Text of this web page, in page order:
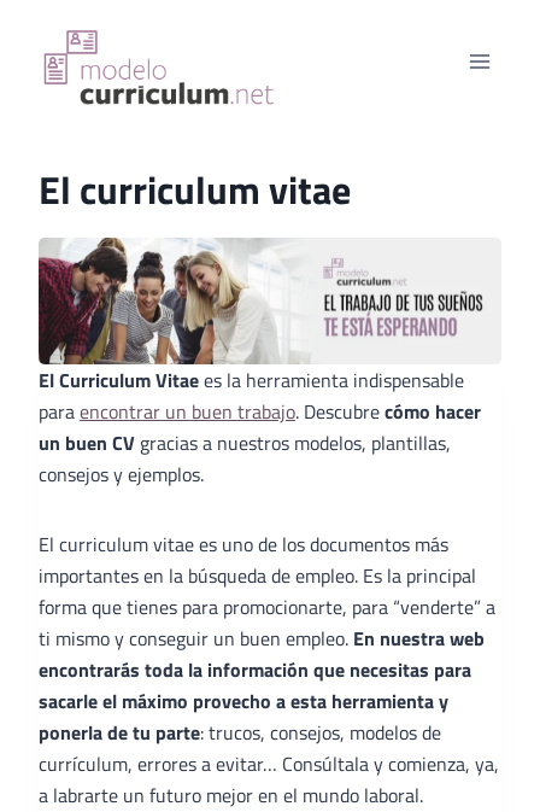
contenido
El curriculum vitae
El Curriculum Vitaees la herramienta indispensable
paraencontrar un buen trabajo. Descubrecómo hacer
un buen CV gracias a nuestros modelos, plantillas,
consejos y ejemplos.
El curriculum vitae es uno de los documentos más
importantes en la búsqueda de empleo. Es la principal
forma que tienes para promocionarte, para “venderte” a
ti mismo y conseguir un buen empleo. En nuestra web
encontrarás toda la información que necesitas para
sacarle el máximo provecho a esta herramienta y
ponerla de tu parte: trucos, consejos, modelos de
currículum, errores a evitar… Consúltala y comienza, ya,
a labrarte un futuro mejor en el mundo laboral.